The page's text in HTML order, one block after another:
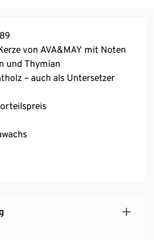
von AVA&MAY mit Noten
und Thymian
– auch als Untersetzer